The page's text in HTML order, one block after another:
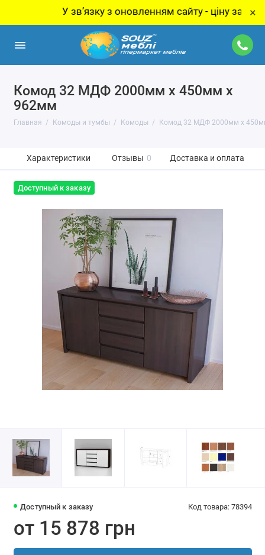
У звʼязку з оновленням сайту - ціну за товар×
Комод 32 МДФ 2000мм x 450мм x
962мм
Главная Комоды и тумбы Комоды Комод 32 МДФ 2000мм x
Характеристики Отзывы 0 Доставка и оплата
Доступный к заказу
Доступный к заказу Код товара: 78394
от 15 878 грн